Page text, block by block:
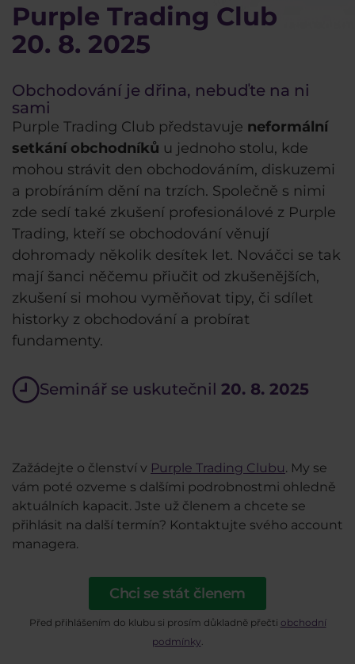
Purple Trading Club
20. 8. 2025
Obchodování je dřina, nebuďte na ni
sami
Purple Trading Club představuje neformální
setkání obchodníků u jednoho stolu, kde
mohou strávit den obchodováním, diskuzemi
a probíráním dění na trzích. Společně s nimi
zde sedí také zkušení profesionálové z Purple
Trading, kteří se obchodování věnují
dohromady několik desítek let. Nováčci se tak
mají šanci něčemu přiučit od zkušenějších,
zkušení si mohou vyměňovat tipy, či sdílet
historky z obchodování a probírat
fundamenty.
Seminář se uskutečnil 20. 8. 2025
Zažádejte o členství v Purple Trading Clubu. My se
vám poté ozveme s dalšími podrobnostmi ohledně
aktuálních kapacit. Jste už členem a chcete se
přihlásit na další termín? Kontaktujte svého account
managera.
Chci se stát členem
Před přihlášením do klubu si prosím důkladně přečti obchodní
podmínky.